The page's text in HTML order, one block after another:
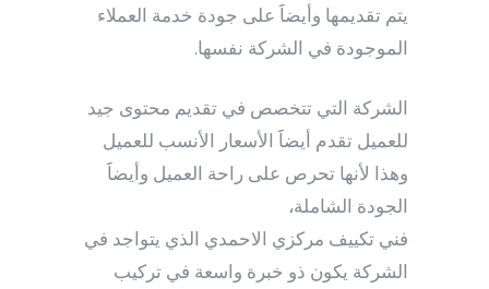
يتم تقديمها وأيضاََ على جودة خدمة العملاء
الموجودة في الشركة نفسها.
الشركة التي تتخصص في تقديم محتوى جيد
للعميل تقدم أيضاََ الأسعار الأنسب للعميل
وهذا لأنها تحرص على راحة العميل وأيضاََ
الجودة الشاملة،
فني تكييف مركزي الاحمدي الذي يتواجد في
الشركة يكون ذو خبرة واسعة في تركيب